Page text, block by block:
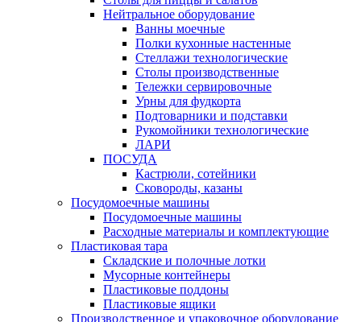
Нейтральное оборудование
Ванны моечные
Полки кухонные настенные
Стеллажи технологические
Столы производственные
Тележки сервировочные
Урны для фудкорта
Подтоварники и подставки
Рукомойники технологические
ЛАРИ
ПОСУДА
Кастрюли, сотейники
Сковороды, казаны
Посудомоечные машины
Посудомоечные машины
Расходные материалы и комплектующие
Пластиковая тара
Складские и полочные лотки
Мусорные контейнеры
Пластиковые поддоны
Пластиковые ящики
Производственное и упаковочное оборудование